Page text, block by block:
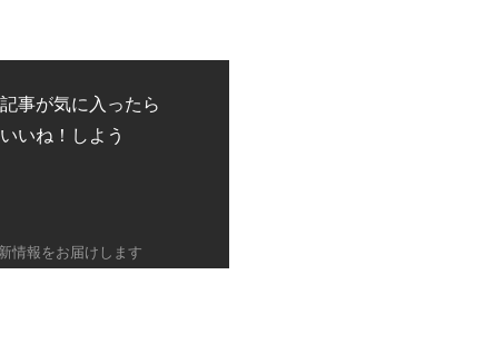
事が気に入ったら
いいね！しよう
情報をお届けします